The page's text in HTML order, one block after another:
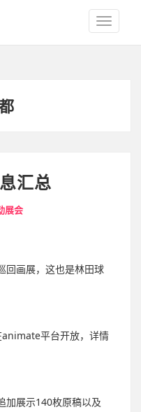
TOGGLE
汇总
展会
回画展，这也是林田球
平台开放，详情
展示140枚原稿以及